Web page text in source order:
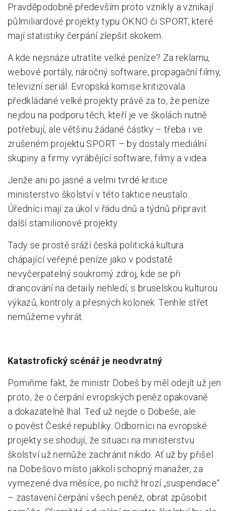
Pravděpodobně především proto vznikly a vznikají
půlmiliardové projekty typu OKNO či SPORT, které
mají statistiky čerpání zlepšit skokem.
A kde nejsnáze utratíte velké peníze? Za reklamu,
webové portály, náročný software, propagační filmy,
televizní seriál. Evropská komise kritizovala
předkládané velké projekty právě za to, že peníze
nejdou na podporu těch, kteří je ve školách nutně
potřebují, ale většinu žádané částky – třeba i ve
zrušeném projektu SPORT – by dostaly mediální
skupiny a firmy vyrábějící software, filmy a videa.
Jenže ani po jasné a velmi tvrdé kritice
ministerstvo školství v této taktice neustalo.
Úředníci mají za úkol v řádu dnů a týdnů připravit
další stamilionové projekty.
Tady se prostě sráží česká politická kultura
chápající veřejné peníze jako v podstatě
nevyčerpatelný soukromý zdroj, kde se při
drancování na detaily nehledí, s bruselskou kulturou
výkazů, kontroly a přesných kolonek. Tenhle střet
nemůžeme vyhrát.
Katastrofický scénář je neodvratný
Pomiňme fakt, že ministr Dobeš by měl odejít už jen
proto, že o čerpání evropských peněz opakovaně
a dokazatelně lhal. Teď už nejde o Dobeše, ale
o pověst České republiky. Odborníci na evropské
projekty se shodují, že situaci na ministerstvu
školství už nemůže zachránit nikdo. Ať už by přišel
na Dobešovo místo jakkoli schopný manažer, za
vymezené dva měsíce, po nichž hrozí „suspendace“
– zastavení čerpání všech peněz, obrat způsobit